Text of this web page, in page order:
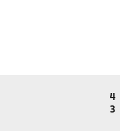
4
3